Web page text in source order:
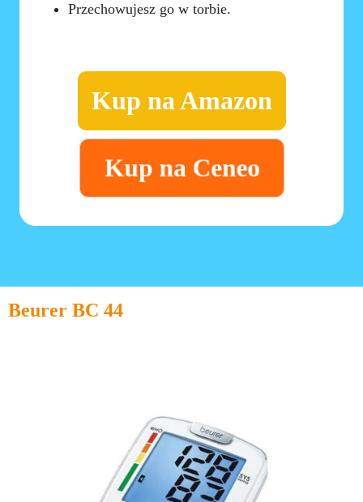
Przechowujesz go w torbie.
Kup na Amazon
Kup na Ceneo
Beurer BC 44